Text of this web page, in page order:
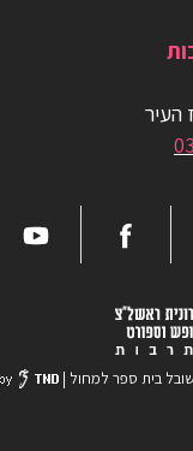
העיר
בית ספר למחול |